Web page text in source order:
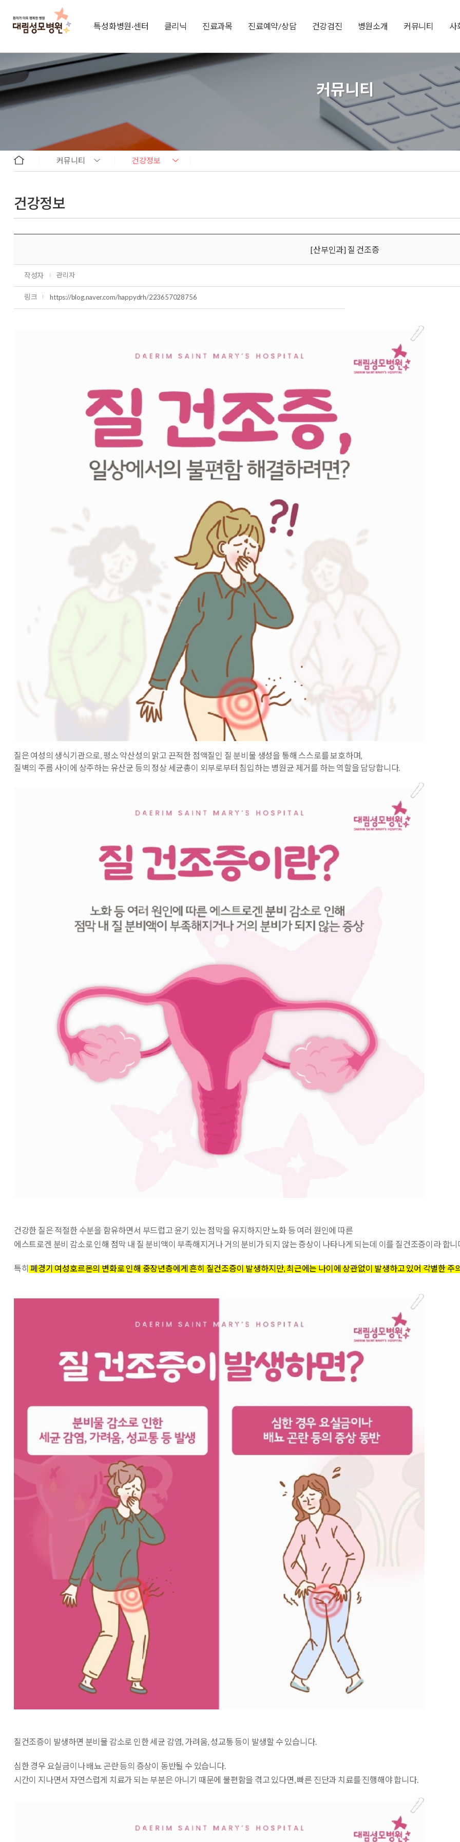
특성화병원·센터 클리닉 진료과목 진료예약/상담 건강검진 병원소개 커뮤니티 사
커뮤니티
커뮤니티 건강정보
건강정보
[산부인과] 질 건조증
작성자 관리자
링크 https://blog.naver.com/happydrh/223657028756
질은 여성의 생식기관으로, 평소 약산성의 맑고 끈적한 점액질인 질 분비물 생성을 통해 스스로를 보호하며,
질벽의 주름 사이에 상주하는 유산균 등의 정상 세균총이 외부로부터 침입하는 병원균 제거를 하는 역할을 담당합니다.
건강한 질은 적절한 수분을 함유하면서 부드럽고 윤기 있는 점막을 유지하지만 노화 등 여러 원인에 따른
에스트로겐 분비 감소로 인해 점막 내 질 분비액이 부족해지거나 거의 분비가 되지 않는 증상이 나타나게 되는데 이를 질건조증이라 합니
특히폐경기 여성호르몬의 변화로 인해 중장년층에게 흔히 질건조증이 발생하지만, 최근에는 나이에 상관없이 발생하고 있어 각별한 주
질건조증이 발생하면 분비물 감소로 인한 세균 감염, 가려움, 성교통 등이 발생할 수 있습니다.
심한 경우 요실금이나 배뇨 곤란등의 증상이 동반될 수 있습니다.
시간이 지나면서 자연스럽게 치료가 되는 부분은 아니기 때문에 불편함을 겪고 있다면, 빠른 진단과 치료를 진행해야 합니다.